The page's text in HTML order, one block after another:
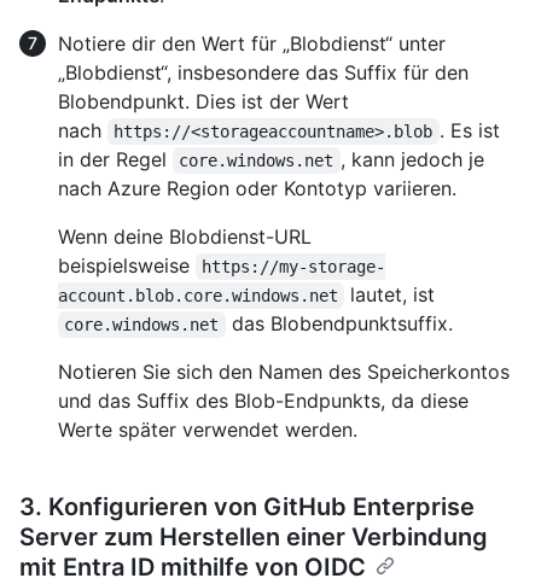
Notiere dir den Wert für „Blobdienst“ unter
„Blobdienst“, insbesondere das Suffix für den
Blobendpunkt. Dies ist der Wert
nach
https://<storageaccountname>.blob . Es ist
in der Regel
core.windows.net , kann jedoch je
nach Azure Region oder Kontotyp variieren.
Wenn deine Blobdienst-URL
beispielsweise
https://my-storage-
account.blob.core.windows.net
lautet, ist
core.windows.net
das Blobendpunktsuffix.
Notieren Sie sich den Namen des Speicherkontos
und das Suffix des Blob-Endpunkts, da diese
Werte später verwendet werden.
3. Konfigurieren von GitHub Enterprise
Server zum Herstellen einer Verbindung
mit Entra ID mithilfe von OIDC